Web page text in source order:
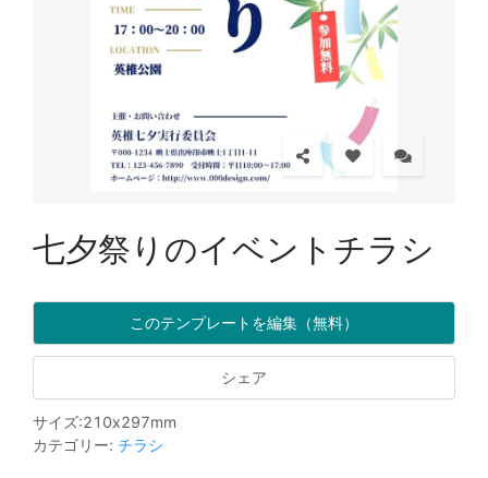
七夕祭りのイベントチラシ
このテンプレートを編集（無料）
シェア
サイズ:210x297mm
カテゴリー: チラシ